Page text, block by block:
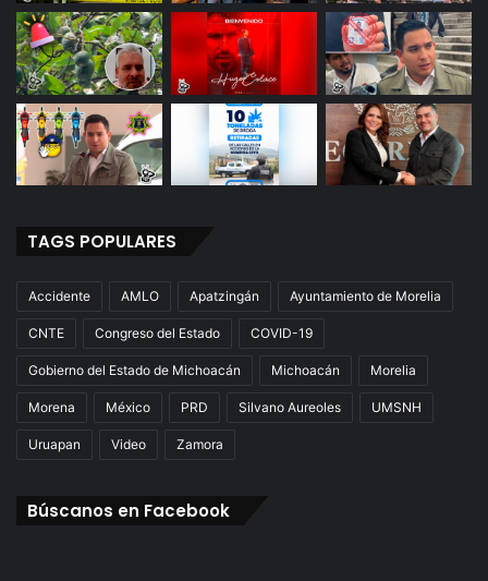
TAGS POPULARES
Accidente AMLO Apatzingán Ayuntamiento de Morelia
CNTE Congreso del Estado COVID-19
Gobierno del Estado de Michoacán Michoacán Morelia
Morena México PRD Silvano Aureoles UMSNH
Uruapan Video Zamora
Búscanos en Facebook